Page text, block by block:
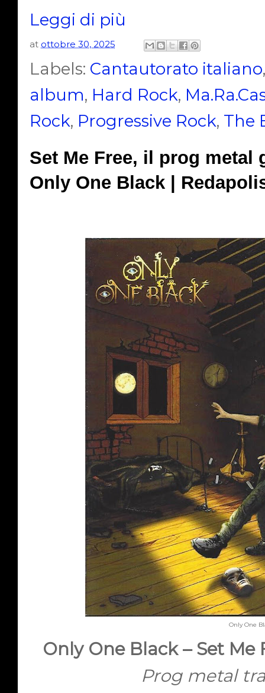
Leggi di più
at ottobre 30, 2025
Labels: Cantautorato italiano
album, Hard Rock,
Rock, Progressive Rock, The
Set Me Free, il prog metal
Only One Black |
Only One
Only One Black – Set Me
Prog metal